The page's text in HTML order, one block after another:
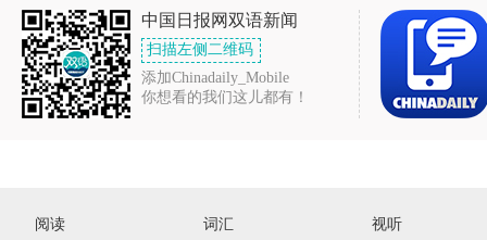
中国日报网双语新闻
扫描左侧二维码
添加Chinadaily_Mobile
你想看的我们这儿都有！
阅读 词汇 视听